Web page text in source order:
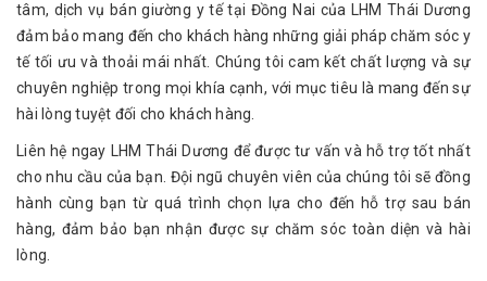
tâm, dịch vụ bán giường y tế tại Đồng Nai của LHM Thái Dương
đảm bảo mang đến cho khách hàng những giải pháp chăm sóc y
tế tối ưu và thoải mái nhất. Chúng tôi cam kết chất lượng và sự
chuyên nghiệp trong mọi khía cạnh, với mục tiêu là mang đến sự
hài lòng tuyệt đối cho khách hàng.
Liên hệ ngay LHM Thái Dương để được tư vấn và hỗ trợ tốt nhất
cho nhu cầu của bạn. Đội ngũ chuyên viên của chúng tôi sẽ đồng
hành cùng bạn từ quá trình chọn lựa cho đến hỗ trợ sau bán
hàng, đảm bảo bạn nhận được sự chăm sóc toàn diện và hài
lòng.